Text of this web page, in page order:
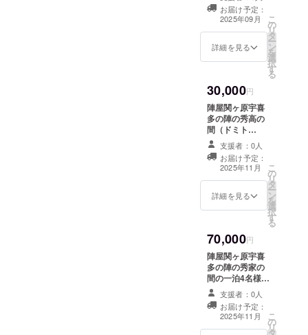
動は各自でお願
い致します) ・日
時予定 （時間は
天候や当日の状
ます） ・場所：
岐阜県不破郡
関ヶ原町笹尾山
・支援者様の交
通費や滞在費は
各自でご負担く
ださい。 ・クラ
ウドファンディ
ング終了後、会
場など詳細情報
をメールにてご
ベントスタッフ
専用のオリジナ
ルTシャツ イベ
ント両日（9月
13日リハーサ
タッフとしてご
参加頂けます。
イベントにお越
しになられない
方もご支援用と
して購入可能で
す。 サイズ：
M、L、XL 色と
デザインは発送
までのお楽しみ
※発送は9月上旬
を予定
お届け予定：
2025年09月
詳細を見る
こ
の
リ
タ
ー
ン
を
選
択
す
る
30,000円
陣屋関ヶ原宇喜
多の陣の秀高の
間（ドミト
リー）の一泊2名
様ご宿泊＋甲冑
館入館＋お食事
処兵糧でのラン
チ券のセット (住
宅宿泊事業 届
数：一泊 宿泊可
能人数：2名 施
設概要：陣屋
関ヶ原宇喜多の
陣 岐
阜県不破郡関ケ
原町関ケ原950
－8
TEL:0584－51
支援者：0人
お届け予定：
2025年11月
詳細を見る
こ
の
リ
タ
ー
ン
を
選
択
す
る
70,000円
陣屋関ヶ原宇喜
多の陣の秀家の
間の一泊4名様ご
宿泊＋甲冑館入
館＋お食事処兵
糧でのランチ券
のセット (住宅宿
支援者：0人
お届け予定：
2025年11月
こ
の
リ